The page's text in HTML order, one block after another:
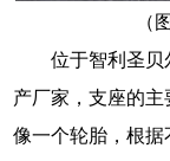
（
位于智利圣贝
产厂家，支座的
像一个轮胎，根据